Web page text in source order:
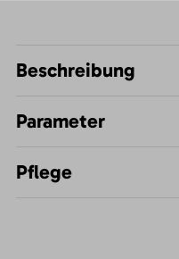
Beschreibung
Parameter
Pflege